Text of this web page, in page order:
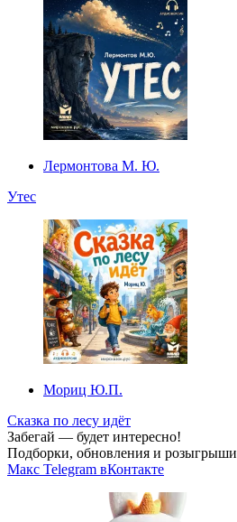
Лермонтова М. Ю.
Утес
Мориц Ю.П.
Сказка по лесу идёт
Забегай — будет интересно!
Подборки, обновления и розыгрыши
Макс Telegram вКонтакте